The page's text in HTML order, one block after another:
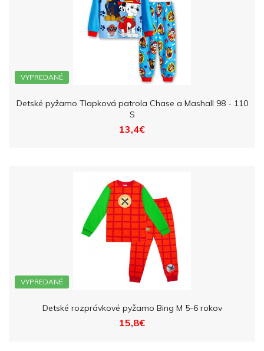
VYPREDANÉ
Detské pyžamo Tlapková patrola Chase a Mashall 98 - 110
S
13,4€
VYPREDANÉ
Detské rozprávkové pyžamo Bing M 5-6 rokov
15,8€